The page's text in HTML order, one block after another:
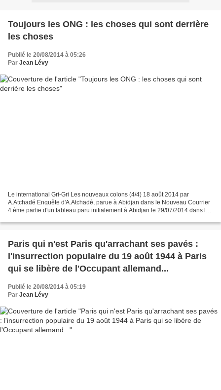
Toujours les ONG : les choses qui sont derrière
les choses
Publié le 20/08/2014 à 05:26
Par Jean Lévy
Le international Gri-Gri Les nouveaux colons (4/4) 18 août 2014 par
A.Atchadé Enquête d'A.Atchadé, parue à Abidjan dans le Nouveau Courrier
4 ème partie d'un tableau paru initialement à Abidjan le 29/07/2014 dans les
Paris qui n'est Paris qu'arrachant ses pavés :
l'insurrection populaire du 19 août 1944 à Paris
qui se libère de l'Occupant allemand...
Publié le 20/08/2014 à 05:19
Par Jean Lévy